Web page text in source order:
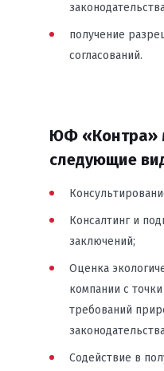
получение
согласований.
ЮФ «Контра»
следующие
Консалтинг и
заключений;
Оценка
компании с
требований
Содействие в